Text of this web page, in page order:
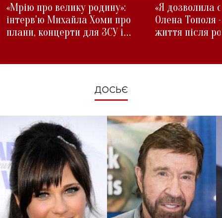
«Мрію про велику родину»:
інтерв'ю Михайла Хоми про
плани, концерти для ЗСУ і
«Я дозволила
Олена Тополя
життя після
ДОСЬЄ